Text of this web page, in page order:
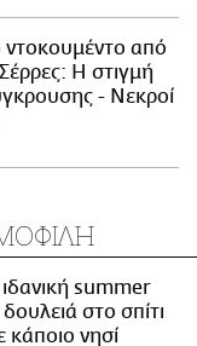
ντοκουμέντο από
Η στιγμή
- Νεκροί
summer
στο σπίτι
κάποιο νησί